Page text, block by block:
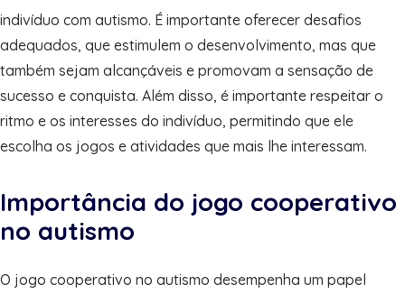
indivíduo com autismo. É importante oferecer desafios
adequados, que estimulem o desenvolvimento, mas que
também sejam alcançáveis e promovam a sensação de
sucesso e conquista. Além disso, é importante respeitar o
ritmo e os interesses do indivíduo, permitindo que ele
escolha os jogos e atividades que mais lhe interessam.
Importância do jogo cooperativo
no autismo
O jogo cooperativo no autismo desempenha um papel